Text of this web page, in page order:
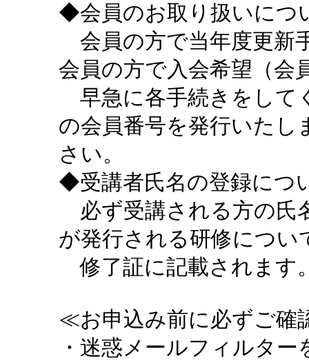
◆会員のお取り扱いにつ
会員の方で当年度更新
会員の方で入会希望（会
早急に各手続きをして
の会員番号を発行いたし
さい。
◆受講者氏名の登録につ
必ず受講される方の氏
が発行される研修につい
修了証に記載されます
≪お申込み前に必ずご確
・迷惑メールフィルタ